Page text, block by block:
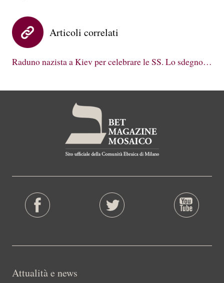
Articoli correlati
Raduno nazista a Kiev per celebrare le SS. Lo sdegno…
Attualità e news